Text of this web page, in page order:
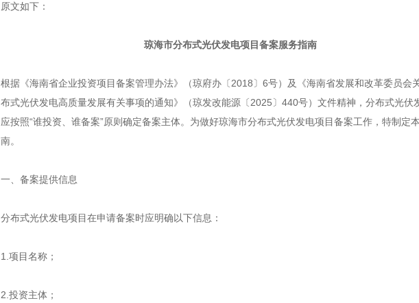
原文如下：
琼海市分布式光伏发电项目备案服务指南
根据《海南省企业投资项目备案管理办法》（琼府办〔2018〕6号）及《海南省发展和改革委员会
布式光伏发电高质量发展有关事项的通知》（琼发改能源〔2025〕440号）文件精神，分布式光伏
应按照“谁投资、谁备案”原则确定备案主体。为做好琼海市分布式光伏发电项目备案工作，特制定
南。
一、备案提供信息
分布式光伏发电项目在申请备案时应明确以下信息：
1.项目名称；
2.投资主体；